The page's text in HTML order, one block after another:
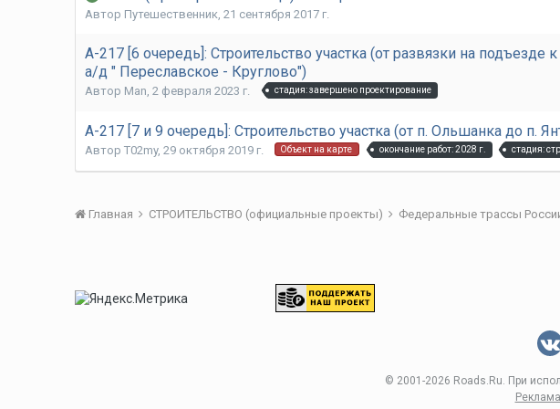
Автор Путешественник,21 сентября 2017 г.
А-217 [6 очередь]: Строительство участка (от развязки на подъезде
а/д " Переславское - Круглово")
Автор Man,2 февраля 2023 г. стадия: завершено проектирование
А-217 [7 и 9 очередь]: Строительство участка (от п. Ольшанка до п.
АвторT02my,29 октября 2019 г. Объект на карте окончание работ: 2028 г. стадия:
Главная СТРОИТЕЛЬСТВО (официальные проекты) Федеральные трассы
© 2001-2026 Roads.Ru. При